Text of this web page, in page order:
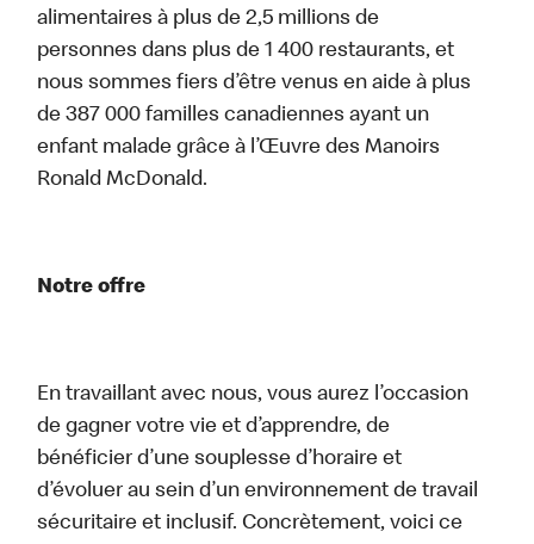
alimentaires à plus de 2,5 millions de
personnes dans plus de 1 400 restaurants, et
nous sommes fiers d’être venus en aide à plus
de 387 000 familles canadiennes ayant un
enfant malade grâce à l’Œuvre des Manoirs
Ronald McDonald.
Notre offre
En travaillant avec nous, vous aurez l’occasion
de gagner votre vie et d’apprendre, de
bénéficier d’une souplesse d’horaire et
d’évoluer au sein d’un environnement de travail
sécuritaire et inclusif. Concrètement, voici ce